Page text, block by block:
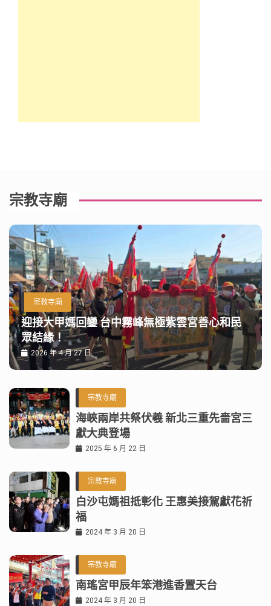
宗教寺廟
宗教寺廟
迎接大甲媽回鑾 台中霧峰無極紫雲宮善心和民
眾結緣！
2026 年 4 月 27 日
宗教寺廟
海峽兩岸共祭伏羲 新北三重先嗇宮三
獻大典登場
2025 年 6 月 22 日
宗教寺廟
白沙屯媽祖抵彰化 王惠美接駕獻花祈
福
2024 年 3 月 20 日
宗教寺廟
南瑤宮甲辰年笨港進香置天台
2024 年 3 月 20 日